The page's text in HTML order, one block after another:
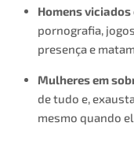
Homens
pornografia,
presença e
Mulheres em
de tudo e,
mesmo quando